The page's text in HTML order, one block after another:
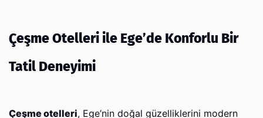
Çeşme Otelleri ile Ege’de Konforlu Bir
Tatil Deneyimi
Çeşme otelleri, Ege’nin doğal güzelliklerini modern